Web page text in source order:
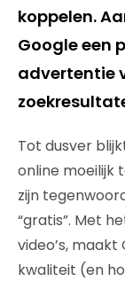
koppelen.
Google een
advertentie
Tot dusver
online moeilijk
zijn
“gratis”. Met
video’s,
kwaliteit (en